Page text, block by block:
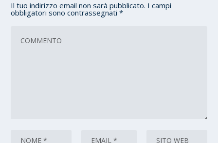
Il tuo indirizzo email non sarà pubblicato. I campi
obbligatori sono contrassegnati*